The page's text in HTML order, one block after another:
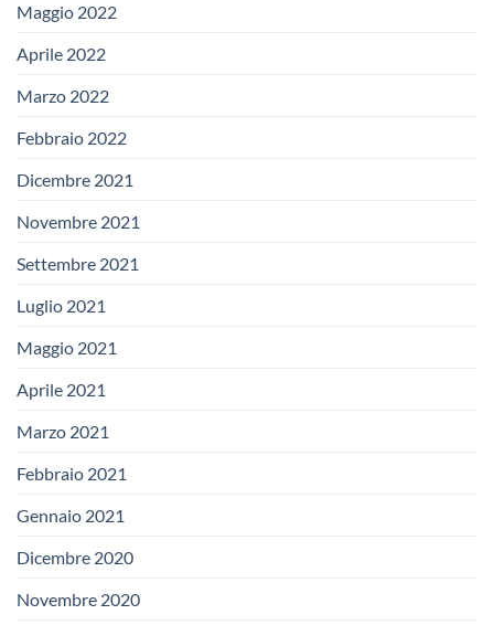
Maggio 2022
Aprile 2022
Marzo 2022
Febbraio 2022
Dicembre 2021
Novembre 2021
Settembre 2021
Luglio 2021
Maggio 2021
Aprile 2021
Marzo 2021
Febbraio 2021
Gennaio 2021
Dicembre 2020
Novembre 2020